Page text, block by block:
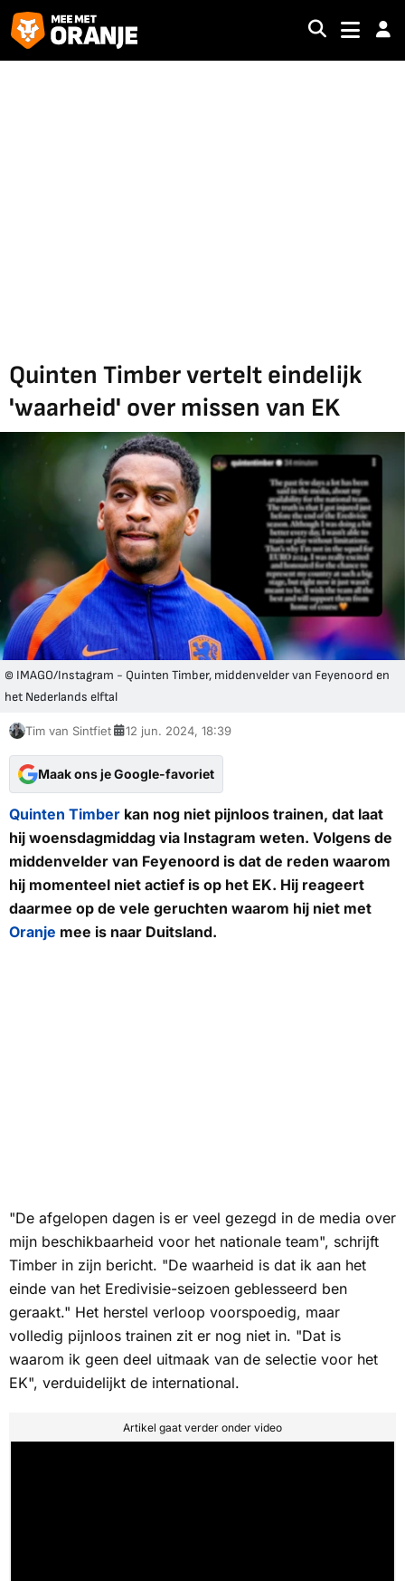
Quinten Timber vertelt eindelijk
'waarheid' over missen van EK
© IMAGO/Instagram - Quinten Timber, middenvelder van Feyenoord en
het Nederlands elftal
Tim van Sintfiet 12 jun. 2024, 18:39
Maak ons je Google-favoriet
Quinten Timber kan nog niet pijnloos trainen, dat laat
hij woensdagmiddag via Instagram weten. Volgens de
middenvelder van Feyenoord is dat de reden waarom
hij momenteel niet actief is op het EK. Hij reageert
daarmee op de vele geruchten waarom hij niet met
Oranje mee is naar Duitsland.
"De afgelopen dagen is er veel gezegd in de media over
mijn beschikbaarheid voor het nationale team", schrijft
Timber in zijn bericht. "De waarheid is dat ik aan het
einde van het Eredivisie-seizoen geblesseerd ben
geraakt." Het herstel verloop voorspoedig, maar
volledig pijnloos trainen zit er nog niet in. "Dat is
waarom ik geen deel uitmaak van de selectie voor het
EK", verduidelijkt de international.
Artikel gaat verder onder video